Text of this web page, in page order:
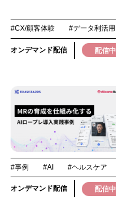
#CX/顧客体験 #データ利活用
オンデマンド配信 配信中
#事例 #AI #ヘルスケア
オンデマンド配信 配信中